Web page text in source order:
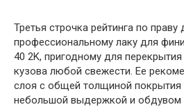
Третья строчка рейтинга по праву
профессиональному лаку для
40 2K, пригодному для
кузова любой свежести. Ее
слоя с общей толщиной
небольшой выдержкой и обдувом